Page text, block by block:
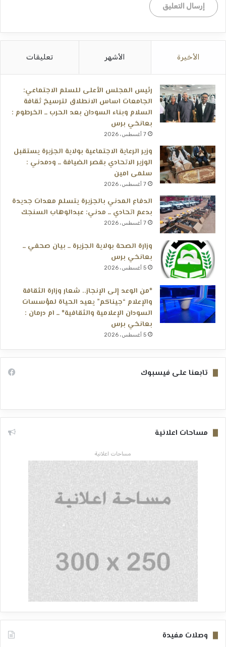
الأخيرة الأشهر تعليقات
رئيس المجلس الأعلى للسلم الاجتماعي:
الجامعات اساس الانطلاق لترسيخ ثقافة
السلام وبناء السودان بعد الحرب ــ الخرطوم :
بعانخي برس
7 أغسطس، 2026
وزير الرعاية الاجتماعية بولاية الجزيرة يستقبل
الوزير الاتحادي بقصر الضيافة ــ ودمدني :
سلمى امين
7 أغسطس، 2026
الدفاع المدني بالجزيرة يتسلم معدات جديدة
بدعم اتحادي ــ مدني: عبدالوهاب السنجك
7 أغسطس، 2026
وزارة الصحة بولاية الجزيرة ــ بيان صحفي ــ
بعانخي برس
5 أغسطس، 2026
*من الوعد إلى الإنجاز.. شعار وزارة الثقافة
والإعلام “جيناكم” يعيد الحياة لمؤسسات
السودان الإعلامية والثقافية* ــ ام درمان :
بعانخي برس
5 أغسطس، 2026
تابعنا على فيسبوك
مساحات اعلانية
مساحات اعلانية
وصلات مفيدة